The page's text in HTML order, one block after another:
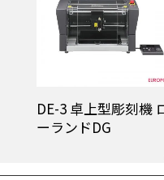
DE-3 卓上型彫刻機
ーランドDG